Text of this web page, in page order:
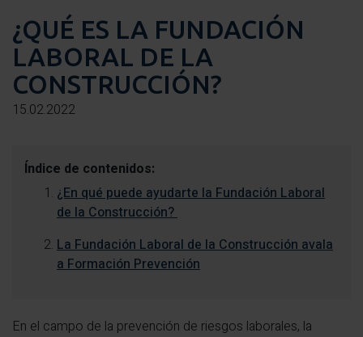
¿QUÉ ES LA FUNDACIÓN
LABORAL DE LA
CONSTRUCCIÓN?
15.02.2022
Índice de contenidos:
¿En qué puede ayudarte la Fundación Laboral
de la Construcción?
La Fundación Laboral de la Construcción avala
a Formación Prevención
En el campo de la prevención de riesgos laborales, la